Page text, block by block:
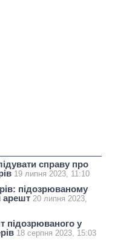
справу про
19 липня 2023, 11:10
підозрюваному
арешт 20 липня 2023,
у
18 серпня 2023, 15:03